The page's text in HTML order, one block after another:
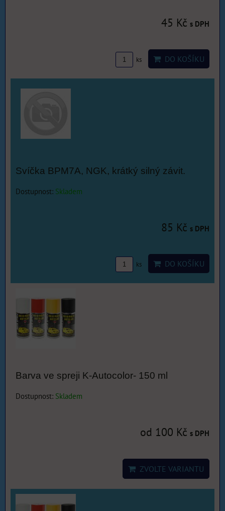
45 Kč s DPH
ks DO KOŠÍKU
Svíčka BPM7A, NGK, krátký silný závit.
Dostupnost: Skladem
85 Kč s DPH
ks DO KOŠÍKU
Barva ve spreji K-Autocolor- 150 ml
Dostupnost: Skladem
od 100 Kč s DPH
ZVOLTE VARIANTU